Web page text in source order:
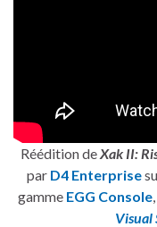
Réédition de Xak II:
par D4 Enterprise
gamme EGG Console
Visual